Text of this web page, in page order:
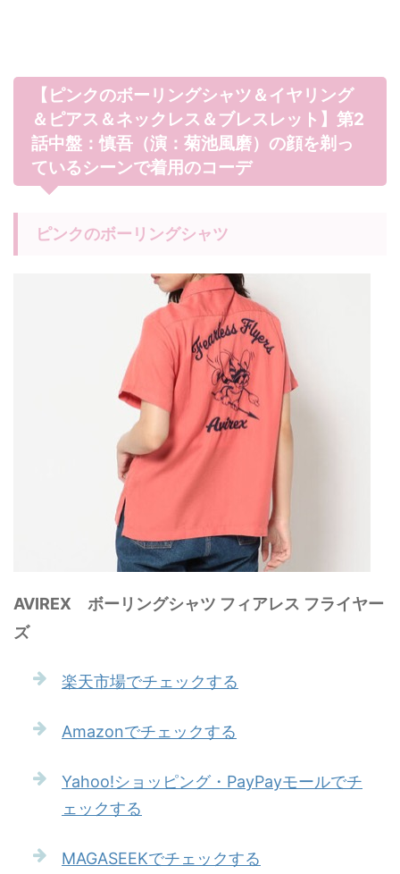
【ピンクのボーリングシャツ＆イヤリング
＆ピアス＆ネックレス＆ブレスレット】第2
話中盤：慎吾（演：菊池風磨）の顔を剃っ
ているシーンで着用のコーデ
ピンクのボーリングシャツ
AVIREX ボーリングシャツ フィアレス フライヤー
ズ
楽天市場でチェックする
Amazonでチェックする
Yahoo!ショッピング・PayPayモールでチ
ェックする
MAGASEEKでチェックする